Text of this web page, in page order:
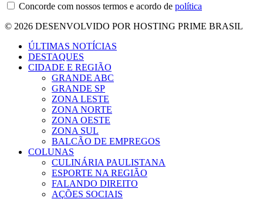
Concorde com nossos termos e acordo de política
© 2026 DESENVOLVIDO POR HOSTING PRIME BRASIL
ÚLTIMAS NOTÍCIAS
DESTAQUES
CIDADE E REGIÃO
GRANDE ABC
GRANDE SP
ZONA LESTE
ZONA NORTE
ZONA OESTE
ZONA SUL
BALCÃO DE EMPREGOS
COLUNAS
CULINÁRIA PAULISTANA
ESPORTE NA REGIÃO
FALANDO DIREITO
AÇÕES SOCIAIS